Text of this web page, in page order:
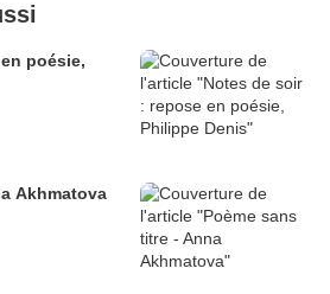
poésie,
Akhmatova